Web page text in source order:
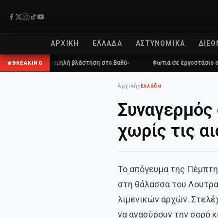
ΑΡΧΙΚΉ ΕΛΛΆΔΑ ΑΣΤΥΝΟΜΙΚΆ
BREAKING
σε χαμηλή βλάστηση στο Βαθύ Φωτιά σε εργοστάσιο
Αρχική »Ελλάδα
χωρίς τις
Το απόγευμα της
στη θάλασσα του
λιμενικών αρχών.
να ανασύρουν την σορό